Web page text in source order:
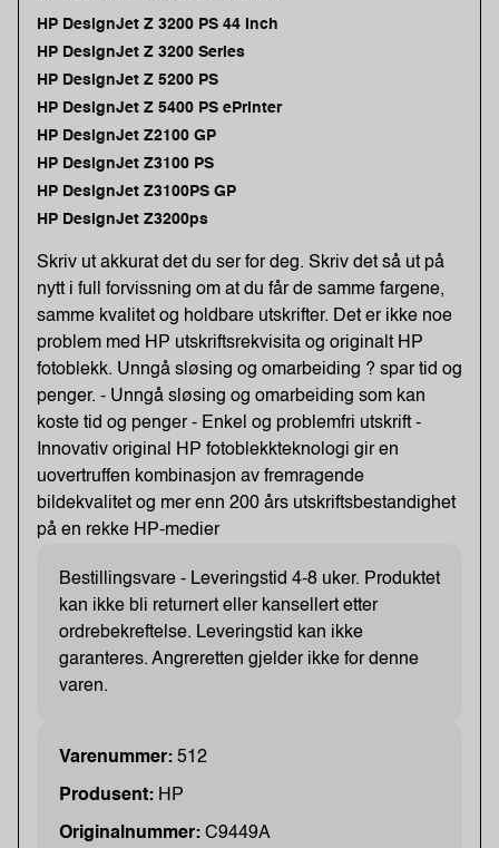
HP DesignJet Z 3200 PS 44 Inch
HP DesignJet Z 3200 Series
HP DesignJet Z 5200 PS
HP DesignJet Z 5400 PS ePrinter
HP DesignJet Z2100 GP
HP DesignJet Z3100 PS
HP DesignJet Z3100PS GP
HP DesignJet Z3200ps
Skriv ut akkurat det du ser for deg. Skriv det så ut på
nytt i full forvissning om at du får de samme fargene,
samme kvalitet og holdbare utskrifter. Det er ikke noe
problem med HP utskriftsrekvisita og originalt HP
fotoblekk. Unngå sløsing og omarbeiding ? spar tid og
penger. - Unngå sløsing og omarbeiding som kan
koste tid og penger - Enkel og problemfri utskrift -
Innovativ original HP fotoblekkteknologi gir en
uovertruffen kombinasjon av fremragende
bildekvalitet og mer enn 200 års utskriftsbestandighet
på en rekke HP-medier
Bestillingsvare - Leveringstid 4-8 uker. Produktet
kan ikke bli returnert eller kansellert etter
ordrebekreftelse. Leveringstid kan ikke
garanteres. Angreretten gjelder ikke for denne
varen.
Varenummer: 512
Produsent: HP
Originalnummer: C9449A